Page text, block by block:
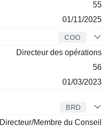
55
01/11/2025
COO
Directeur des opérations
56
01/03/2023
BRD
Directeur/Membre du Conseil